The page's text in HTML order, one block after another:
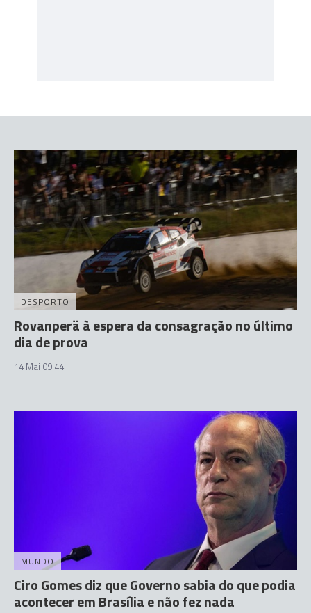
DESPORTO
Rovanperä à espera da consagração no último
dia de prova
14 Mai 09:44
MUNDO
Ciro Gomes diz que Governo sabia do que podia
acontecer em Brasília e não fez nada